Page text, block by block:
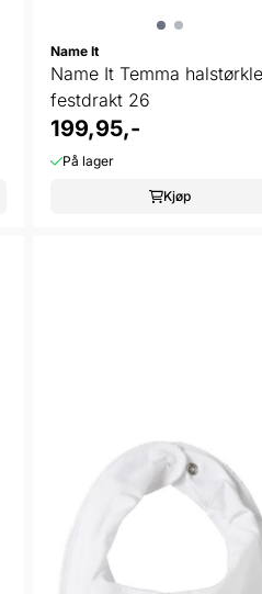
Name It
Name It Temma
festdrakt 26
199,95,-
På lager
Kjøp